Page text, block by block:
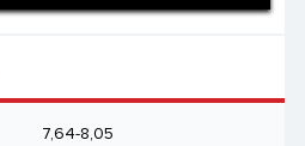
7,64-8,05